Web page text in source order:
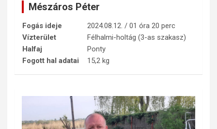
Mészáros Péter
Fogás ideje
2024.08.12. / 01 óra 20 perc
Vízterület
Félhalmi-holtág (3-as szakasz)
Halfaj
Ponty
Fogott hal adatai
15,2 kg